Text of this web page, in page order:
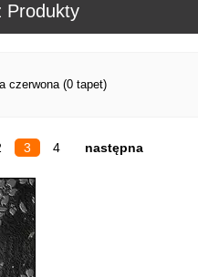
Produkty
czerwona (0 tapet)
3 4 następna